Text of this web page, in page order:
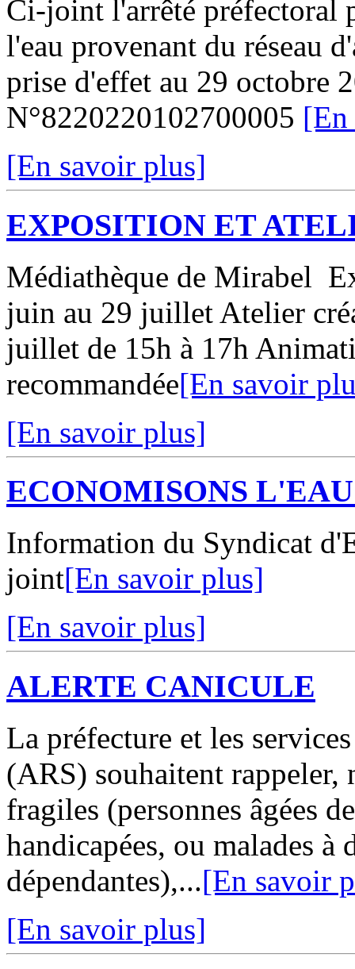
Ci-joint l'arrêté préfectoral
l'eau provenant du réseau
prise d'effet au 29 octobre
N°8220220102700005 [En
[En savoir plus]
EXPOSITION ET
Médiathèque de Mirabel
juin au 29 juillet Atelier
juillet de 15h à 17h
recommandée[En savoir
[En savoir plus]
ECONOMISONS
Information du Syndicat
joint[En savoir plus]
[En savoir plus]
ALERTE CANICULE
La préfecture et les
(ARS) souhaitent rappeler,
fragiles (personnes âgées
handicapées, ou malades à
dépendantes),...[En savoir
[En savoir plus]